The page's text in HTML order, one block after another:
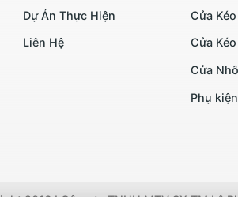
Dự Án Thực Hiện
Liên Hệ
Cửa
Cửa
Cửa
Phụ
2016 I Công ty TNHH MTV SX TM Lê